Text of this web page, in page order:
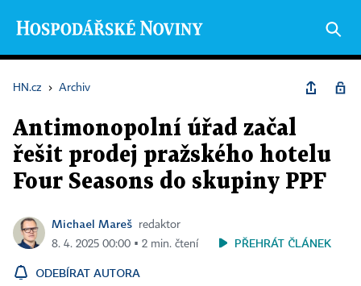
HN.cz › Archiv
Antimonopolní úřad začal
řešit prodej pražského hotelu
Four Seasons do skupiny PPF
Michael Mareš
redaktor
8. 4. 2025 00:00 ▪ 2 min. čtení
PŘEHRÁT ČLÁNEK
ODEBÍRAT AUTORA